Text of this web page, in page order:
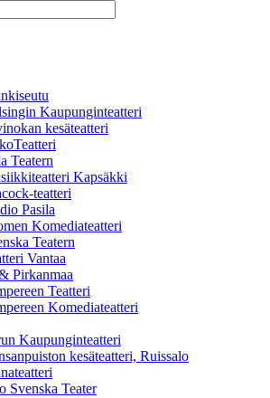
Kaupunginteatteri
kesäteatteri
Teatern
Kapsäkki
teatteri
Pasila
Komediateatteri
Teatern
Vantaa
Pirkanmaa
Teatteri
Komediateatteri
Kaupunginteatteri
kesäteatteri, Ruissalo
Svenska Teater